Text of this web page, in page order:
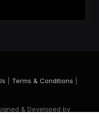
Terms & Conditions
& Developed by